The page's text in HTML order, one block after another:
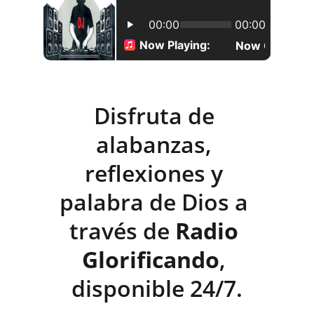
Disfruta de
alabanzas,
reflexiones y
palabra de Dios a
través de Radio
Glorificando,
disponible 24/7.